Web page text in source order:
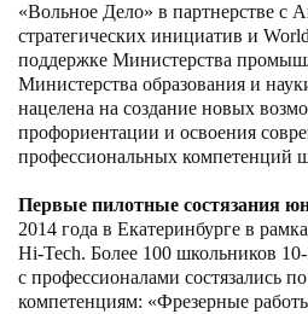
«Вольное Дело» в партнерстве с
стратегических инициатив и
поддержке Министерства
Министерства образования и
нацелена на создание новых
профориентации и освоения
профессиональных компетенций
Первые пилотные состязания
2014 года в Екатеринбурге в
Hi-Tech. Более 100 школьников
с профессионалами состязались
компетенциям: «Фрезерные